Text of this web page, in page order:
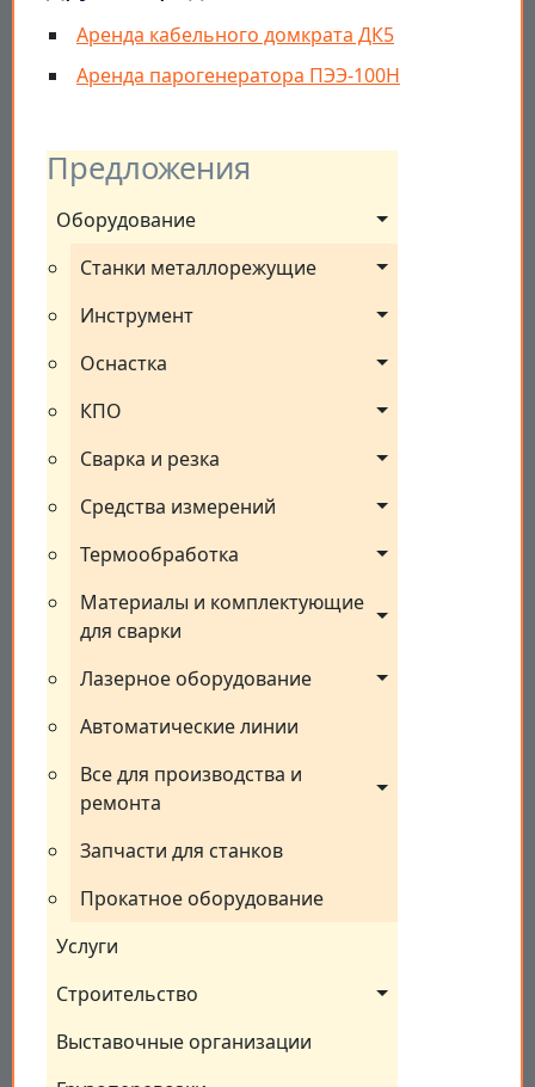
Предложения
Оборудование
Станки металлорежущие
Инструмент
Оснастка
КПО
Сварка и резка
Средства измерений
Термообработка
Материалы и комплектующие
для сварки
Лазерное оборудование
Автоматические линии
Все для производства и
ремонта
Запчасти для станков
Прокатное оборудование
Услуги
Строительство
Выставочные организации
Аренда кабельного домкрата ДК5
Аренда парогенератора ПЭЭ-100Н